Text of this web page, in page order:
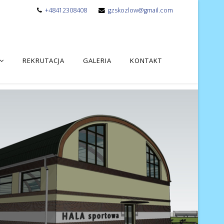
+48412308408 gzskozlow@gmail.com
REKRUTACJA GALERIA KONTAKT